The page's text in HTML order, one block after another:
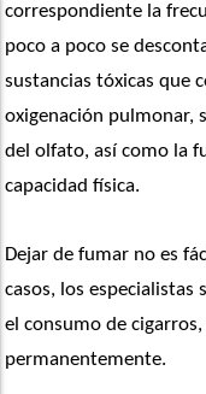
correspondiente la
poco a poco se
sustancias tóxicas que
oxigenación pulmonar,
del olfato, así como la
capacidad física.
Dejar de fumar no es
casos, los
el consumo de
permanentemente.